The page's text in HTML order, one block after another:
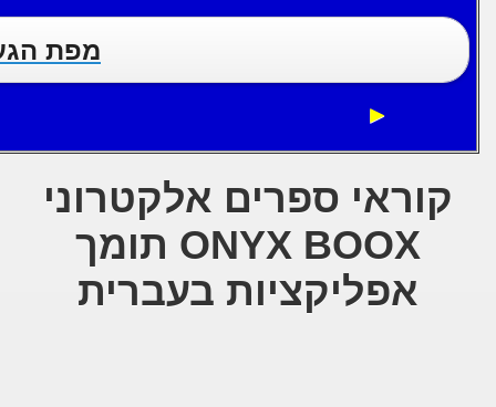
מפת
►
קוראי ספרים אלקטרוני
ONYX BOOX תומך
אפליקציות בעברית